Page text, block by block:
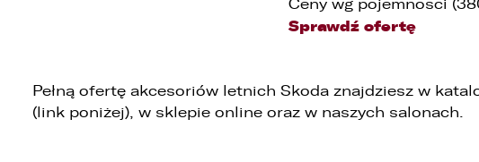
Ceny wg pojemnosci
Sprawdź ofertę
Pełną ofertę akcesoriów letnich Skoda znajdziesz w
(link poniżej), w sklepie online oraz w naszych salonach.